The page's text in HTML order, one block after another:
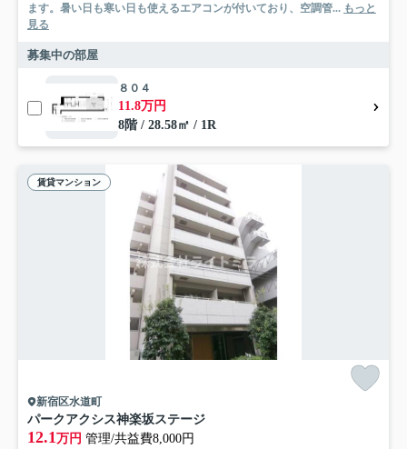
ます。暑い日も寒い日も使えるエアコンが付いており、空調管... もっと
見る
募集中の部屋
８０４
11.8万円
8階 / 28.58㎡ / 1R
賃貸マンション
新宿区水道町
パークアクシス神楽坂ステージ
12.1万円 管理/共益費8,000円